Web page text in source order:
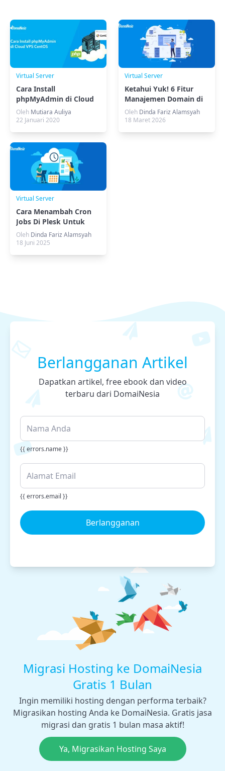
Virtual Server
Cara Install
phpMyAdmin di Cloud
VPS CentOS
Oleh Mutiara Auliya
22 Januari 2020
Virtual Server
Ketahui Yuk! 6 Fitur
Manajemen Domain di
Plesk Panel
Oleh Dinda Fariz Alamsyah
18 Maret 2026
Virtual Server
Cara Menambah Cron
Jobs Di Plesk Untuk
Tugas Terjadwal
Oleh Dinda Fariz Alamsyah
18 Juni 2025
Berlangganan Artikel
Dapatkan artikel, free ebook dan video
terbaru dari DomaiNesia
{{ errors.name }}
{{ errors.email }}
Berlangganan
Migrasi Hosting ke DomaiNesia
Gratis 1 Bulan
Ingin memiliki hosting dengan performa terbaik?
Migrasikan hosting Anda ke DomaiNesia. Gratis jasa
migrasi dan gratis 1 bulan masa aktif!
Ya, Migrasikan Hosting Saya